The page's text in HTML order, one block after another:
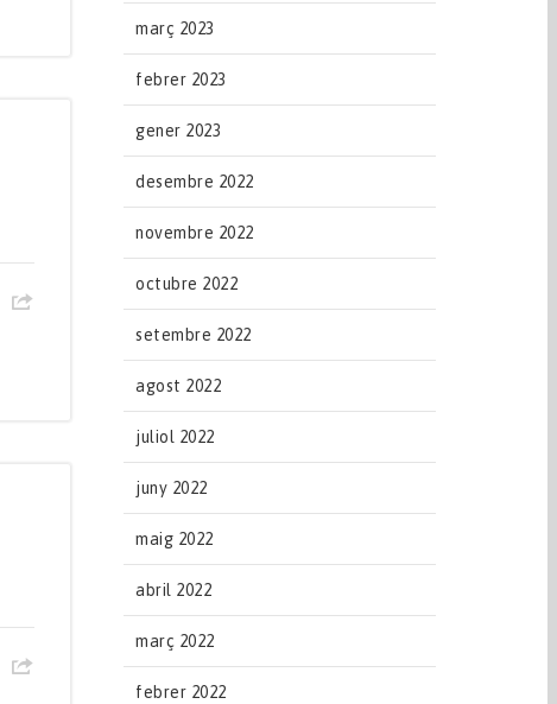
març 2023
febrer 2023
gener 2023
desembre 2022
novembre 2022
octubre 2022
setembre 2022
agost 2022
juliol 2022
juny 2022
maig 2022
abril 2022
març 2022
febrer 2022